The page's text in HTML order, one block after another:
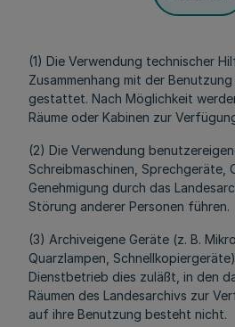
(1) Die Verwendung technischer
Zusammenhang mit der
gestattet. Nach Möglichkeit
Räume oder Kabinen zur
(2) Die Verwendung
Schreibmaschinen,
Genehmigung durch das
Störung anderer Personen führen.
(3) Archiveigene Geräte (z. B.
Quarzlampen,
Dienstbetrieb dies zuläßt, in den
Räumen des Landesarchivs zur
auf ihre Benutzung besteht nicht.